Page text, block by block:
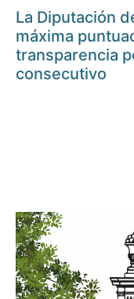
La Diputación
máxima
transparencia
consecutivo